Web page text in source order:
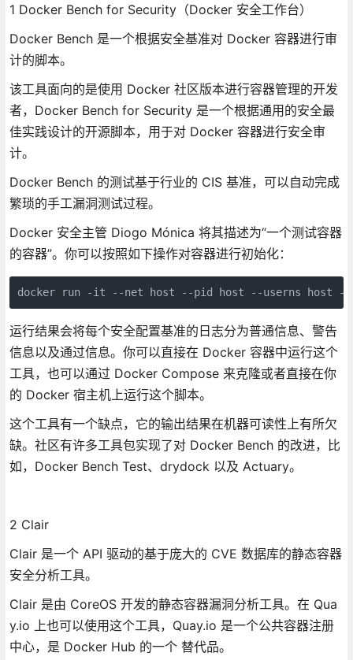
1 Docker Bench for Security（Docker 安全工作台）
Docker Bench 是一个根据安全基准对 Docker 容器进行审
计的脚本。
该工具面向的是使用 Docker 社区版本进行容器管理的开发
者，Docker Bench for Security 是一个根据通用的安全最
佳实践设计的开源脚本，用于对 Docker 容器进行安全审
计。
Docker Bench 的测试基于行业的 CIS 基准，可以自动完成
繁琐的手工漏洞测试过程。
Docker 安全主管 Diogo Mónica 将其描述为“一个测试容器
的容器”。你可以按照如下操作对容器进行初始化：
docker run -it --net host --pid host --userns host --
运行结果会将每个安全配置基准的日志分为普通信息、警告
信息以及通过信息。你可以直接在 Docker 容器中运行这个
工具，也可以通过 Docker Compose 来克隆或者直接在你
的 Docker 宿主机上运行这个脚本。
这个工具有一个缺点，它的输出结果在机器可读性上有所欠
缺。社区有许多工具包实现了对 Docker Bench 的改进，比
如，Docker Bench Test、drydock 以及 Actuary。
2 Clair
Clair 是一个 API 驱动的基于庞大的 CVE 数据库的静态容器
安全分析工具。
Clair 是由 CoreOS 开发的静态容器漏洞分析工具。在 Qua
y.io 上也可以使用这个工具，Quay.io 是一个公共容器注册
中心，是 Docker Hub 的一个 替代品。